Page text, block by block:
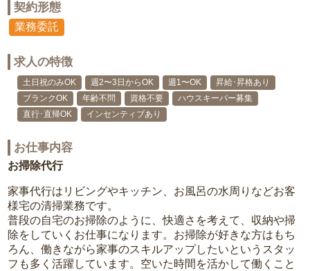
契約形態
業務委託
求人の特徴
土日祝のみOK 週2〜3日からOK 週1〜OK
昇給･昇格あり
ブランクOK
年齢不問 資格不要
ハウスキーパー募集
直行･直帰OK
インセンティブあり
お仕事内容
お掃除代行
家事代行はリビングやキッチン、お風呂の水周りなどお客
様宅の清掃業務です。
普段の自宅のお掃除のように、快適さを考えて、収納や掃
除をしていくお仕事になります。お掃除が好きな方はもち
ろん、働きながら家事のスキルアップしたいというスタッ
フも多く活躍しています。空いた時間を活かして働くこと